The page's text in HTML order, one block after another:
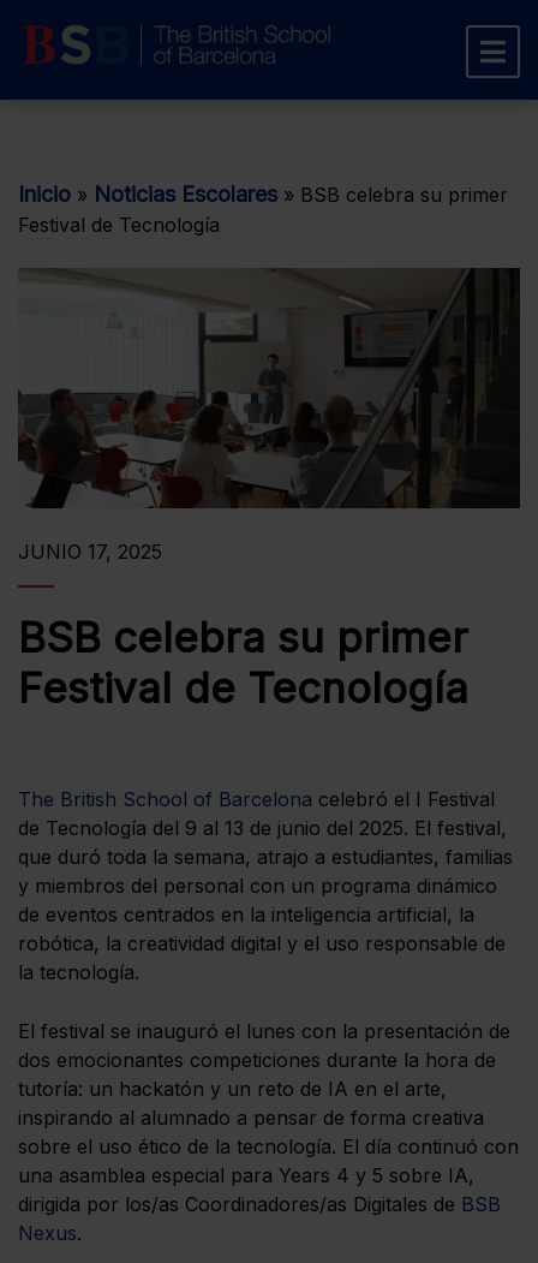
Inicio » Noticias Escolares » BSB celebra su primer
Festival de Tecnología
JUNIO 17, 2025
BSB celebra su primer
Festival de Tecnología
The British School of Barcelona celebró el I Festival
de Tecnología del 9 al 13 de junio del 2025. El festival,
que duró toda la semana, atrajo a estudiantes, familias
y miembros del personal con un programa dinámico
de eventos centrados en la inteligencia artificial, la
robótica, la creatividad digital y el uso responsable de
la tecnología.
El festival se inauguró el lunes con la presentación de
dos emocionantes competiciones durante la hora de
tutoría: un hackatón y un reto de IA en el arte,
inspirando al alumnado a pensar de forma creativa
sobre el uso ético de la tecnología. El día continuó con
una asamblea especial para Years 4 y 5 sobre IA,
dirigida por los/as Coordinadores/as Digitales de BSB
Nexus.